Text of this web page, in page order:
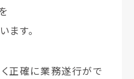
ます。
正確に業務遂行がで